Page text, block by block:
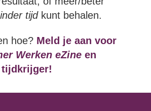
tijdkunt behalen.
hoe? Meld je aan voor
Werken eZine en
tijdkrijger!